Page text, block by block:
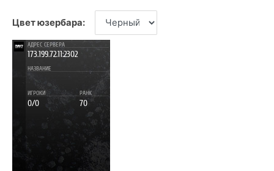
Цвет юзербара: